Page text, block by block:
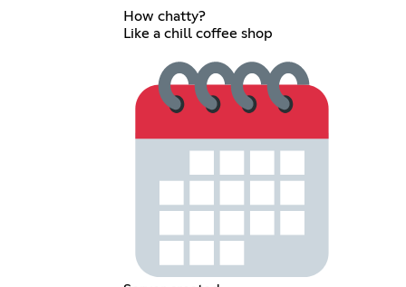
How chatty?
Like a chill coffee shop